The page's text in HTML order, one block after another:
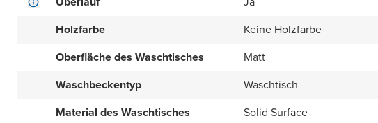
Holzfarbe
Keine Holzfarbe
Oberfläche des Waschtisches
Matt
Waschbeckentyp
Waschtisch
Material des Waschtisches
Solid Surface